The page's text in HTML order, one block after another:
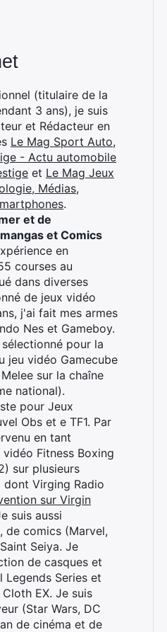
(titulaire de la
3 ans), je suis
et Rédacteur en
Le Mag Sport Auto,
- Actu automobile
et Le Mag Jeux
Médias,
.
et de
et Comics
en
courses au
dans diverses
de jeux vidéo
j'ai fait mes armes
Nes et Gameboy.
pour la
jeu vidéo Gamecube
sur la chaîne
national).
pour Jeux
Obs et e TF1. Par
en tant
Fitness Boxing
sur plusieurs
Virging Radio
sur Virgin
suis aussi
de comics (Marvel,
Seiya. Je
de casques et
Legends Series et
EX. Je suis
(Star Wars, DC
de cinéma et de